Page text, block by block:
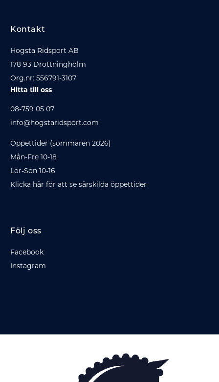
Kontakt
Hogsta Ridsport AB
178 93 Drottningholm
Org.nr: 556791-3107
Hitta till oss
08-759 05 07
info@hogstaridsport.com
Öppettider (sommaren 2026)
Mån-Fre 10-18
Lör-Sön 10-16
Klicka här för att se särskilda öppettider
Följ oss
Facebook
Instagram